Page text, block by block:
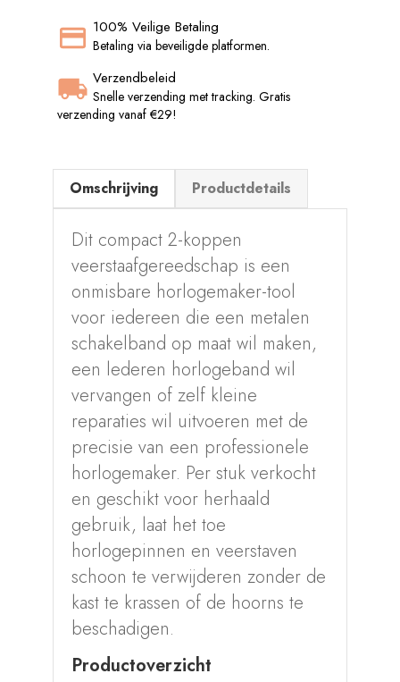
100% Veilige Betaling
Betaling via beveiligde platformen.
Verzendbeleid
Snelle verzending met tracking. Gratis
verzending vanaf €29!
Omschrijving Productdetails
Dit compact 2-koppen
veerstaafgereedschap is een
onmisbare horlogemaker-tool
voor iedereen die een metalen
schakelband op maat wil maken,
een lederen horlogeband wil
vervangen of zelf kleine
reparaties wil uitvoeren met de
precisie van een professionele
horlogemaker. Per stuk verkocht
en geschikt voor herhaald
gebruik, laat het toe
horlogepinnen en veerstaven
schoon te verwijderen zonder de
kast te krassen of de hoorns te
beschadigen.
Productoverzicht